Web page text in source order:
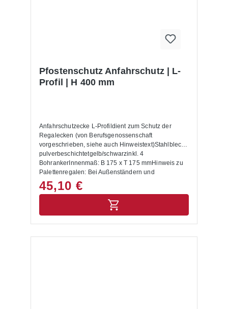
Pfostenschutz Anfahrschutz | L-
Profil | H 400 mm
Anfahrschutzecke L-Profildient zum Schutz der
Regalecken (von Berufsgenossenschaft
vorgeschrieben, siehe auch Hinweistext)Stahlblech
pulverbeschichtetgelb/schwarzinkl. 4
BohrankerInnenmaß: B 175 x T 175 mmHinweis zu
Palettenregalen: Bei Außenständern und
Durchfahrten sind Anfahrschutzecken anzubringen.
45,10 €